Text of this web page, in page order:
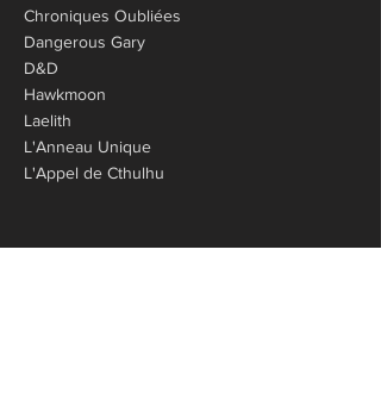
Chroniques Oubliées
​Dangerous Gary
D&D
Hawkmoon
Laelith
L'Anneau Unique
L'Appel de Cthulhu​​